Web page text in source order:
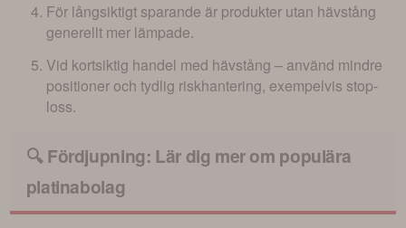
För långsiktigt sparande är produkter utan hävstång
generellt mer lämpade.
Vid kortsiktig handel med hävstång – använd mindre
positioner och tydlig riskhantering, exempelvis stop-
loss.
🔍 Fördjupning: Lär dig mer om populära
platinabolag